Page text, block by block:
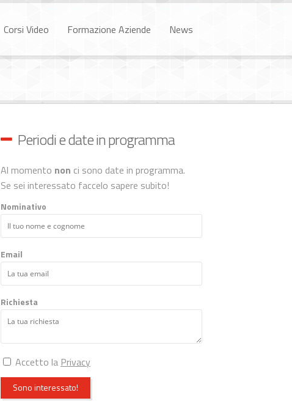
Corsi Video Formazione Aziende News
Periodi e date in programma
Al momento non ci sono date in programma.
Se sei interessato faccelo sapere subito!
Nominativo
Email
Richiesta
Accetto la Privacy
Sono interessato!